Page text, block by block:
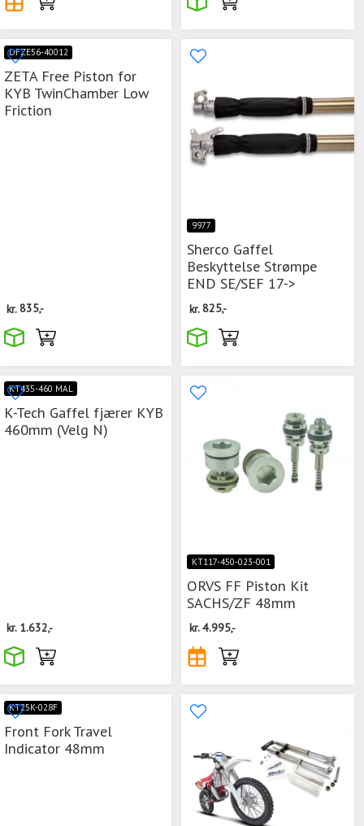
DFZE56-40012
ZETA Free Piston for
KYB TwinChamber Low
Friction
kr.835,-
9977
Sherco Gaffel
Beskyttelse Strømpe
END SE/SEF 17->
kr.825,-
KT435-460 MAL
K-Tech Gaffel fjærer KYB
460mm (Velg N)
kr. 1.632,-
KT117-450-023-001
ORVS FF Piston Kit
SACHS/ZF 48mm
kr.4.995,-
KT25K-028F
Front Fork Travel
Indicator 48mm